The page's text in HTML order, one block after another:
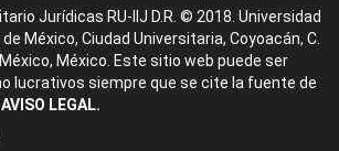
Jurídicas RU-IIJ D.R. © 2018. Universidad
México, Ciudad Universitaria, Coyoacán, C.
México, México. Este sitio web puede ser
lucrativos siempre que se cite la fuente de
AVISO LEGAL.